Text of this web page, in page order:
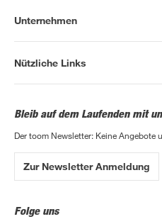
Unternehmen
Nützliche Links
Bleib auf dem Laufenden mit
Der toom Newsletter: Keine Angebote
Zur Newsletter Anmeldung
Folge uns